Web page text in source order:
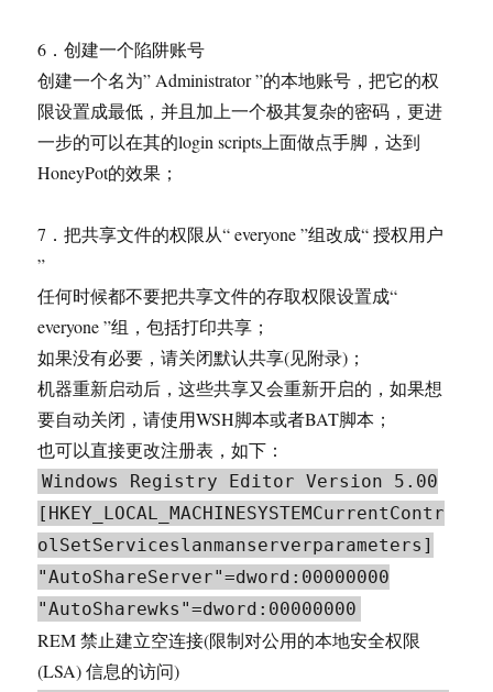
6．创建一个陷阱账号
创建一个名为” Administrator ”的本地账号，把它的权
限设置成最低，并且加上一个极其复杂的密码，更进
一步的可以在其的login scripts上面做点手脚，达到
HoneyPot的效果；
7．把共享文件的权限从“ everyone ”组改成“ 授权用户
”
任何时候都不要把共享文件的存取权限设置成“
everyone ”组，包括打印共享；
如果没有必要，请关闭默认共享(见附录)；
机器重新启动后，这些共享又会重新开启的，如果想
要自动关闭，请使用WSH脚本或者BAT脚本；
也可以直接更改注册表，如下：
Windows Registry Editor Version 5.00
[HKEY_LOCAL_MACHINESYSTEMCurrentContr
olSetServiceslanmanserverparameters]
"AutoShareServer"=dword:00000000
"AutoSharewks"=dword:00000000
REM 禁止建立空连接(限制对公用的本地安全权限
(LSA) 信息的访问)